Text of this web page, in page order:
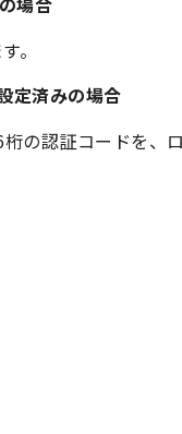
。
済みの場合
認証コードを、